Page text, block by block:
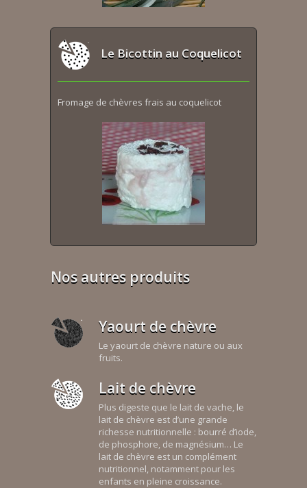
Le Bicottin au Coquelicot
Fromage de chèvres frais au coquelicot
Nos autres produits
Yaourt de chèvre
Le yaourt de chèvre nature ou aux
fruits.
Lait de chèvre
Plus digeste que le lait de vache, le
lait de chèvre est d’une grande
richesse nutritionnelle : bourré d’iode,
de phosphore, de magnésium… Le
lait de chèvre est un complément
nutritionnel, notamment pour les
enfants en pleine croissance.